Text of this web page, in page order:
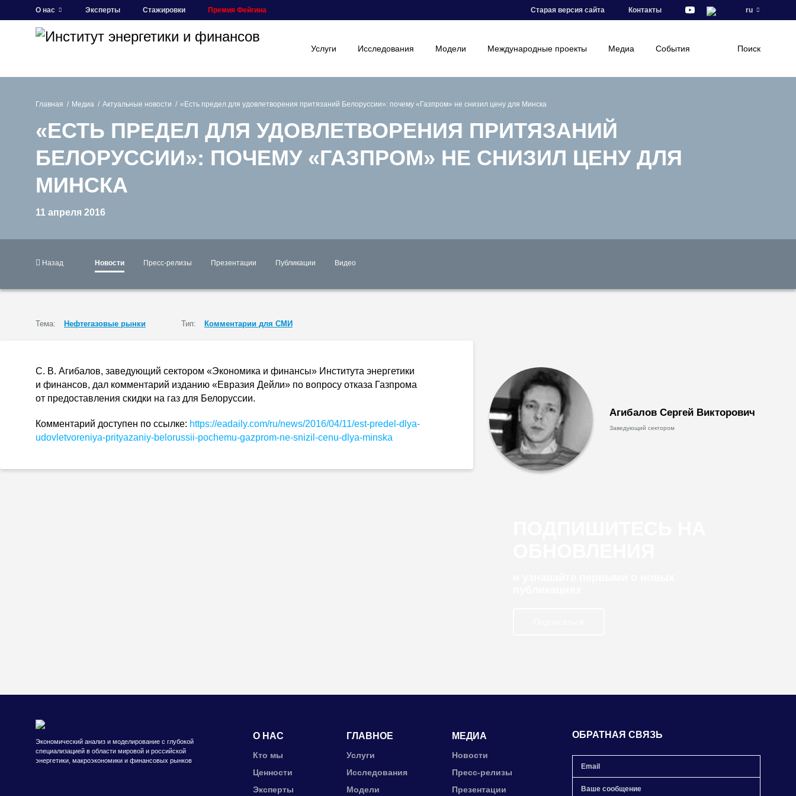
О нас Эксперты Стажировки Премия Фейгина Старая версия сайта Контакты ru
Услуги Исследования Модели Международные проекты Медиа События Поиск
Главная Медиа Актуальные новости «Есть предел для удовлетворения притязаний Белоруссии»: почему «Газпром» не снизил цену для Минска
«ЕСТЬ ПРЕДЕЛ ДЛЯ УДОВЛЕТВОРЕНИЯ ПРИТЯЗАНИЙ
БЕЛОРУССИИ»: ПОЧЕМУ «ГАЗПРОМ» НЕ СНИЗИЛ ЦЕНУ ДЛЯ
МИНСКА
11 апреля 2016
Назад Новости Пресс-релизы Презентации Публикации Видео
Тема: Нефтегазовые рынки Тип: Комментарии для СМИ
С. В. Агибалов, заведующий сектором «Экономика и финансы» Института энергетики
и финансов, дал комментарий изданию «Евразия Дейли» по вопросу отказа Газпрома
от предоставления скидки на газ для Белоруссии.
Комментарий доступен по ссылке: https://eadaily.com/ru/news/2016/04/11/est-predel-dlya-
udovletvoreniya-prityazaniy-belorussii-pochemu-gazprom-ne-snizil-cenu-dlya-minska
Агибалов Сергей Викторович
Заведующий сектором
Экономический анализ и моделирование с глубокой
специализацией в области мировой и российской
энергетики, макроэкономики и финансовых рынков
О НАС
Кто мы
Ценности
Эксперты
ГЛАВНОЕ
Услуги
Исследования
Модели
МЕДИА
Новости
Пресс-релизы
Презентации
ОБРАТНАЯ СВЯЗЬ